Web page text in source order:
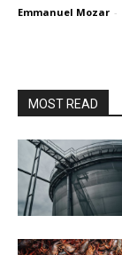
Emmanuel Mozar -
MOST READ